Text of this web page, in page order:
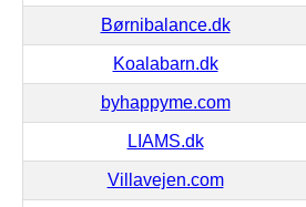
Børnibalance.dk
Koalabarn.dk
byhappyme.com
LIAMS.dk
Villavejen.com